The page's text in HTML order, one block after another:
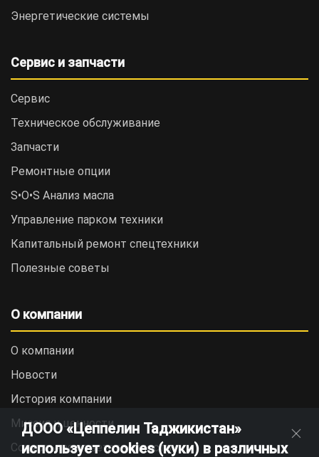
Энергетические системы
Сервис и запчасти
Сервис
Техническое обслуживание
Запчасти
Ремонтные опции
S•O•S Анализ масла
Управление парком техники
Капитальный ремонт спецтехники
Полезные советы
О компании
О компании
Новости
История компании
Миссия и ценности
Социальная ответственность
ДООО «Цеппелин Таджикистан»
использует cookies (куки) в различных